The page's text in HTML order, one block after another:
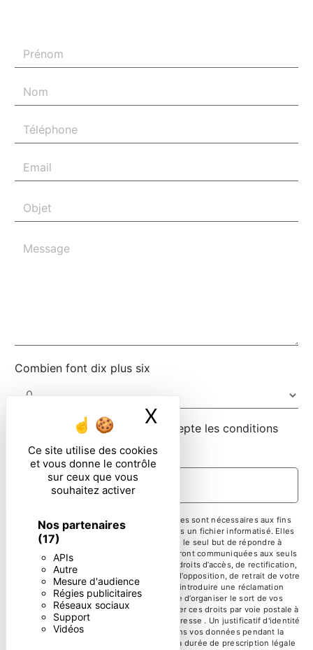
Ce site utilise des cookies
et vous donne le contrôle
sur ceux que vous
souhaitez activer
Nos partenaires
(17)
APIs
Autre
Mesure d'audience
Régies publicitaires
Réseaux sociaux
Support
Vidéos
X Masquer le
Combien font dix plus six
En cochant cette case, j'accepte les conditions
particulières ci-dessous **
ENVOYER
** Les données personnelles communiquées sont nécessaires aux fins
de vous contacter et sont enregistrées dans un fichier informatisé. Elles
sont destinées à et ses sous-traitants dans le seul but de répondre à
votre message. Les données collectées seront communiquées aux seuls
destinataires suivants: . Vous disposez de droits d’accès, de rectification,
d’effacement, de portabilité, de limitation, d’opposition, de retrait de votre
consentement à tout moment et du droit d’introduire une réclamation
auprès d’une autorité de contrôle, ainsi que d’organiser le sort de vos
données post-mortem. Vous pouvez exercer ces droits par voie postale à
l'adresse ou par courrier électronique à l'adresse . Un justificatif d'identité
pourra vous être demandé. Nous conservons vos données pendant la
période de prise de contact puis pendant la durée de prescription légale